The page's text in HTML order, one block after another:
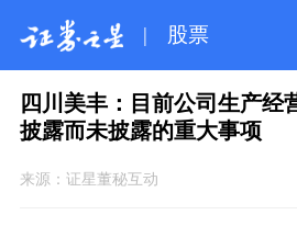
| 股票
四川美丰：目前公司生产经
披露而未披露的重大事项
来源： 证星董秘互动